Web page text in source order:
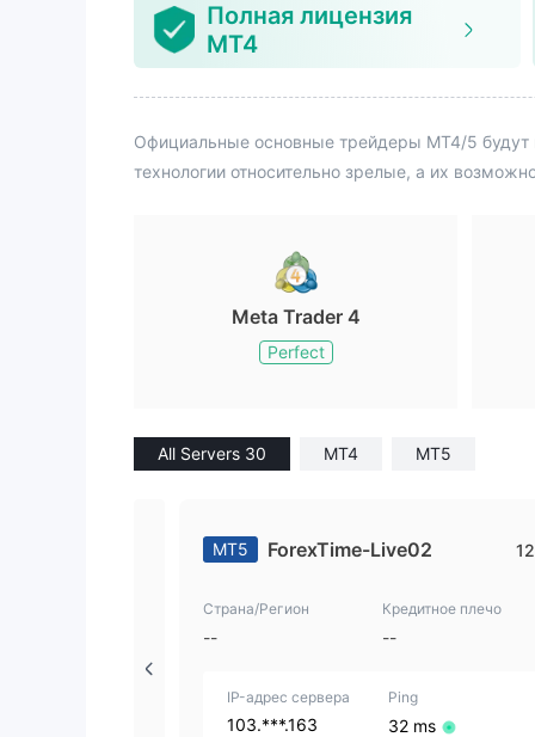
ой суммы. Я начал искать офис
FXTM. В результате в Китае не о
казалось офиса, а в Гонконге ни
кого не было.
Полная лицензия
MT4
Официальные основные трейдеры MT4/5
технологии относительно зрелые, а их
Meta Trader 4
Perfect
All Servers 30 MT4 MT5
MT5 ForexTime-Live02 12
Страна/Регион
--
Кредитное плечо
--
IP-адрес сервера
103.***.163
Ping
32 ms